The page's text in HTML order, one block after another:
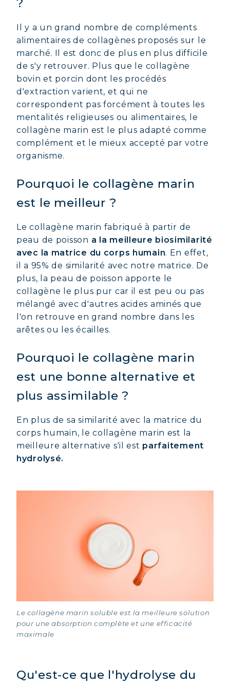
?
Il y a un grand nombre de compléments
alimentaires de collagènes proposés sur le
marché. Il est donc de plus en plus difficile
de s'y retrouver. Plus que le collagène
bovin et porcin dont les procédés
d'extraction varient, et qui ne
correspondent pas forcément à toutes les
mentalités religieuses ou alimentaires, le
collagène marin est le plus adapté comme
complément et le mieux accepté par votre
organisme.
Pourquoi le collagène marin
est le meilleur ?
Le collagène marin fabriqué à partir de
peau de poisson a la meilleure biosimilarité
avec la matrice du corps humain. En effet,
il a 95% de similarité avec notre matrice. De
plus, la peau de poisson apporte le
collagène le plus pur car il est peu ou pas
mélangé avec d'autres acides aminés que
l'on retrouve en grand nombre dans les
arêtes ou les écailles.
Pourquoi le collagène marin
est une bonne alternative et
plus assimilable ?
En plus de sa similarité avec la matrice du
corps humain, le collagène marin est la
meilleure alternative s'il est parfaitement
hydrolysé.
Le collagène marin soluble est la meilleure solution
pour une absorption complète et une efficacité
maximale
Qu'est-ce que l'hydrolyse du